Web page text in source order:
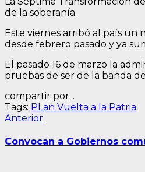
de la soberanía.
Este viernes arribó al país un
desde febrero pasado y ya
El pasado 16 de marzo la
pruebas de ser de la banda
compartir por...
Tags: PLan Vuelta a la Patria
Navegación
de
AnteriorEntrada
Convocan a Gobiernos